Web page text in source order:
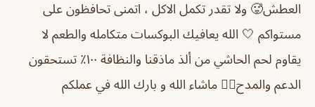
العطش🥵 ولا تقدر تكمل الاكل ، اتمنى تحافظون على
مستواكم 🤍 الله يعافيك البوكسات متكامله والطعم لا
يقاوم لحم الحاشي من ألذ ماذقنا والنظافة ١٠٠٪؜ تستحقون
الدعم والمدح👍🏻 ماشاء الله و بارك الله في عملكم